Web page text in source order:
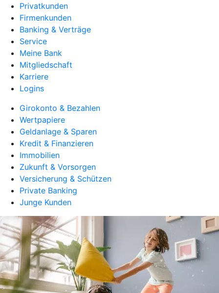
Privatkunden
Firmenkunden
Banking & Verträge
Service
Meine Bank
Mitgliedschaft
Karriere
Logins
Girokonto & Bezahlen
Wertpapiere
Geldanlage & Sparen
Kredit & Finanzieren
Immobilien
Zukunft & Vorsorgen
Versicherung & Schützen
Private Banking
Junge Kunden